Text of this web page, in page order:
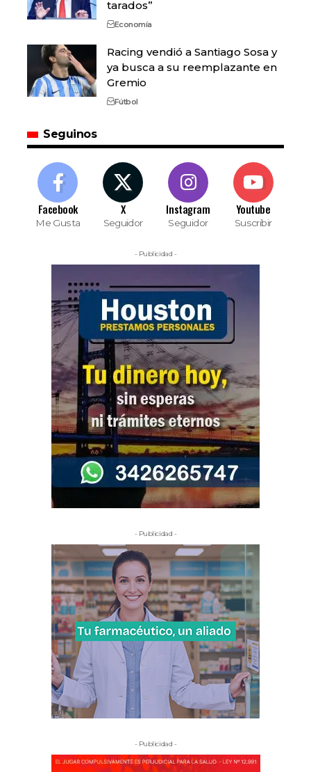
tarados”
Economía
Racing vendió a Santiago Sosa y
ya busca a su reemplazante en
Gremio
Fútbol
Seguinos
Facebook
Me Gusta
X
Seguidor
Instagram
Seguidor
Youtube
Suscribir
- Publicidad -
- Publicidad -
- Publicidad -